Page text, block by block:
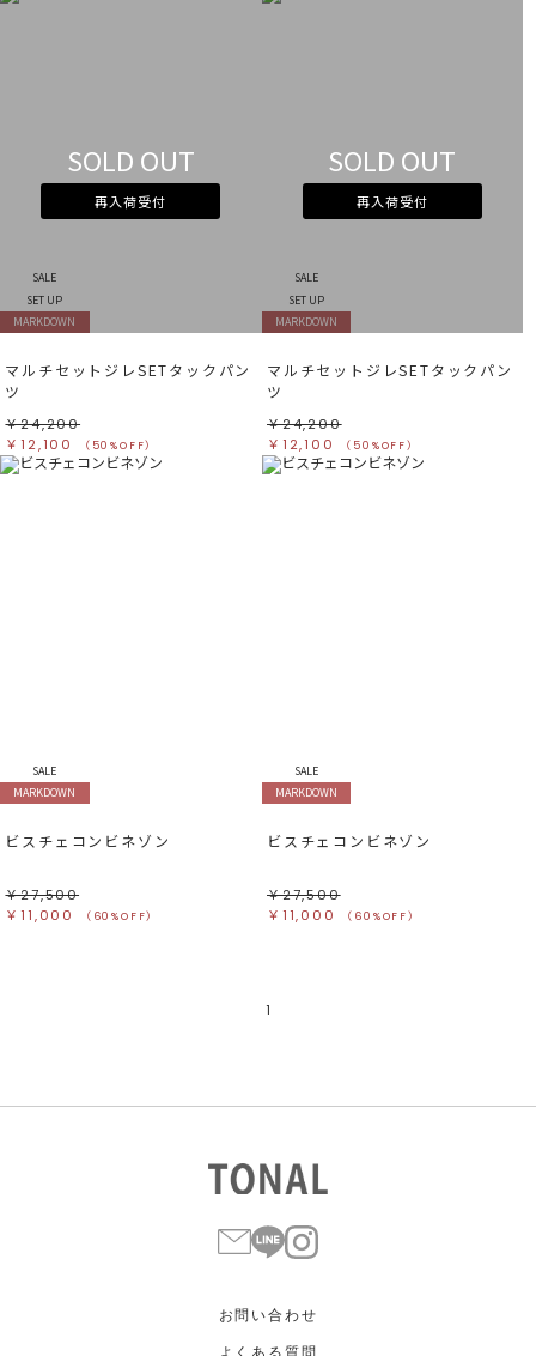
SOLD OUT
再入荷受付
SALE
SET UP
MARKDOWN
マルチセットジレSETタックパン
ツ
￥24,200
￥12,100
（50%OFF）
SOLD OUT
再入荷受付
SALE
SET UP
MARKDOWN
マルチセットジレSETタックパン
ツ
￥24,200
￥12,100
（50%OFF）
SALE
MARKDOWN
ビスチェコンビネゾン
￥27,500
￥11,000
（60%OFF）
SALE
MARKDOWN
ビスチェコンビネゾン
￥27,500
￥11,000
（60%OFF）
1
お問い合わせ
よくある質問